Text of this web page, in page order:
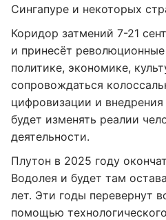
Сингапуре и некоторых
Коридор затмений 7-21
и принесёт
политике, экономике,
сопровождаться
цифровизации и
будет изменять реалии
деятельности.
Плутон в 2025 году
Водолея и будет там
лет. Эти годы перевернут
помощью